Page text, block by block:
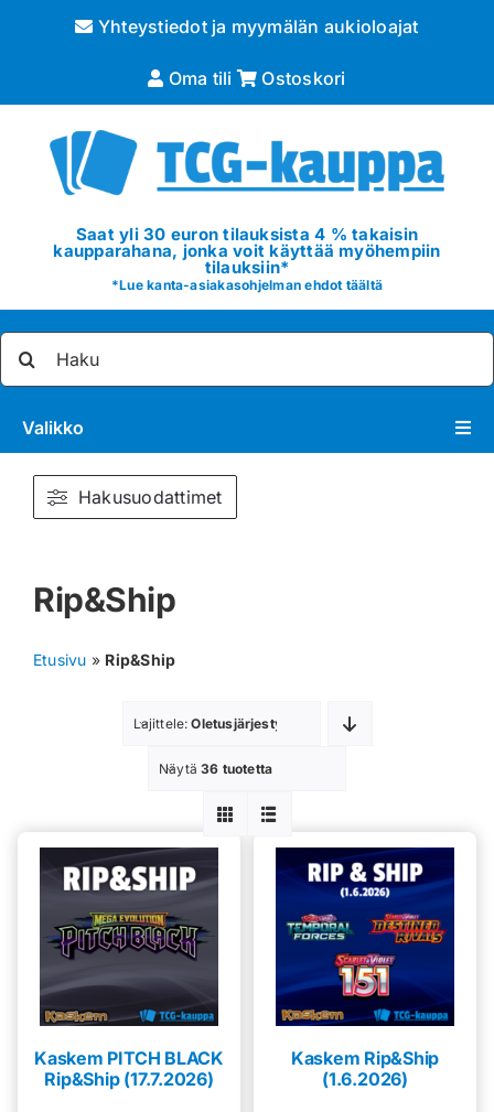
Yhteystiedot ja myymälän aukioloajat
Oma tili Ostoskori
Saat yli 30 euron tilauksista 4 % takaisin
kaupparahana, jonka voit käyttää myöhempiin
tilauksiin*
*Lue kanta-asiakasohjelman ehdot täältä
Valikko
Pokémon
Tarvikkeet
Rip & Ship
Greidauspalvelu
Rip&Ship
Etusivu » Rip&Ship
Lajittele:Oletusjärjestys
Näytä36 tuotetta
Kaskem PITCH BLACK
Rip&Ship (17.7.2026)
Kaskem Rip&Ship
(1.6.2026)
Hakusuodattimet